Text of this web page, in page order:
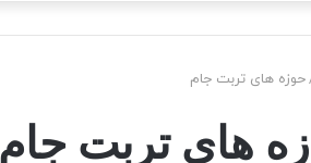
حوزه های تربت جام
های تربت جام